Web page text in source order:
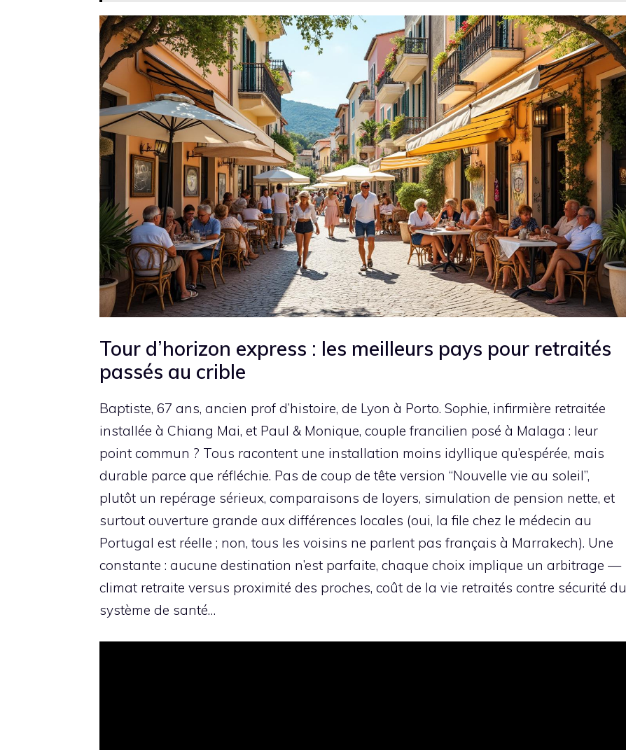
Tour d’horizon express : les meilleurs pays pour retraités
passés au crible
Baptiste, 67 ans, ancien prof d’histoire, de Lyon à Porto. Sophie, infirmière retraitée
installée à Chiang Mai, et Paul & Monique, couple francilien posé à Malaga : leur
point commun ? Tous racontent une installation moins idyllique qu’espérée, mais
durable parce que réfléchie. Pas de coup de tête version “Nouvelle vie au soleil”,
plutôt un repérage sérieux, comparaisons de loyers, simulation de pension nette, et
surtout ouverture grande aux différences locales (oui, la file chez le médecin au
Portugal est réelle ; non, tous les voisins ne parlent pas français à Marrakech). Une
constante : aucune destination n’est parfaite, chaque choix implique un arbitrage —
climat retraite versus proximité des proches, coût de la vie retraités contre sécurité du
système de santé…